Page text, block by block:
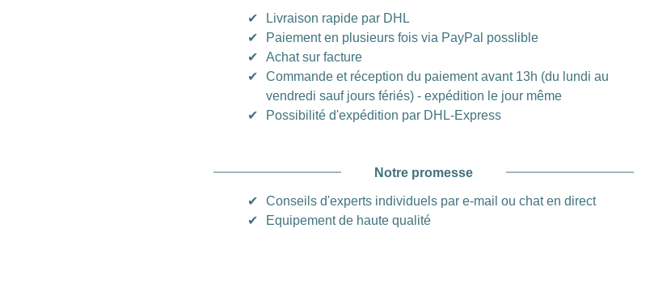
✔
Livraison rapide par DHL
✔
Paiement en plusieurs fois via PayPal posslible
✔
Achat sur facture
✔
Commande et réception du paiement avant 13h (du lundi au
vendredi sauf jours fériés) - expédition le jour même
✔
Possibilité d'expédition par DHL-Express
Notre promesse
✔
Conseils d'experts individuels par e-mail ou chat en direct
✔
Equipement de haute qualité